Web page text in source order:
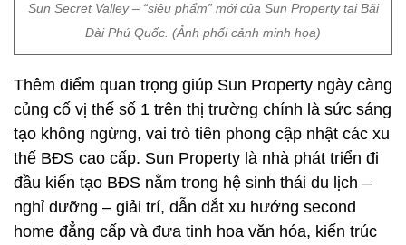
Sun Secret Valley – “siêu phẩm” mới của Sun Property tại Bãi
Dài Phú Quốc. (Ảnh phối cảnh minh họa)
Thêm điểm quan trọng giúp Sun Property ngày càng
củng cố vị thế số 1 trên thị trường chính là sức sáng
tạo không ngừng, vai trò tiên phong cập nhật các xu
thế BĐS cao cấp. Sun Property là nhà phát triển đi
đầu kiến tạo BĐS nằm trong hệ sinh thái du lịch –
nghỉ dưỡng – giải trí, dẫn dắt xu hướng second
home đẳng cấp và đưa tinh hoa văn hóa, kiến trúc